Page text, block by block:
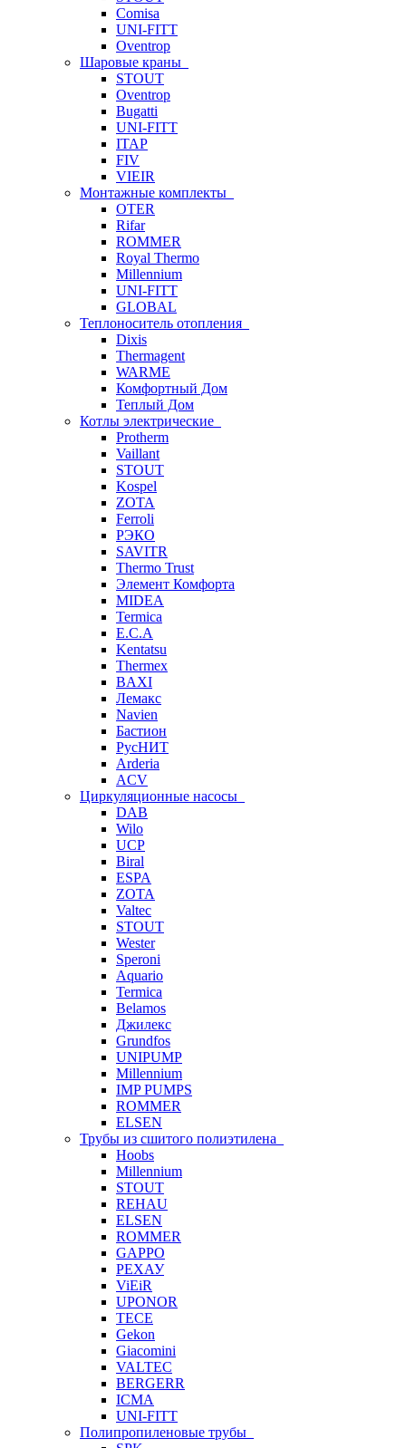
Comisa
UNI-FITT
Oventrop
Шаровые краны
STOUT
Oventrop
Bugatti
UNI-FITT
ITAP
FIV
VIEIR
Монтажные комплекты
OTER
Rifar
ROMMER
Royal Thermo
Millennium
UNI-FITT
GLOBAL
Теплоноситель отопления
Dixis
Thermagent
WARME
Комфортный Дом
Теплый Дом
Котлы электрические
Protherm
Vaillant
STOUT
Kospel
ZOTA
Ferroli
РЭКО
SAVITR
Thermo Trust
Элемент Комфорта
MIDEA
Termica
E.C.A
Kentatsu
Thermex
BAXI
Лемакс
Navien
Бастион
РусНИТ
Arderia
ACV
Циркуляционные насосы
DAB
Wilo
UCP
Biral
ESPA
ZOTA
Valtec
STOUT
Wester
Speroni
Aquario
Termica
Belamos
Джилекс
Grundfos
UNIPUMP
Millennium
IMP PUMPS
ROMMER
ELSEN
Трубы из сшитого полиэтилена
Hoobs
Millennium
STOUT
REHAU
ELSEN
ROMMER
GAPPO
РЕХАУ
ViEiR
UPONOR
TECE
Gekon
Giacomini
VALTEC
BERGERR
ICMA
UNI-FITT
Полипропиленовые трубы